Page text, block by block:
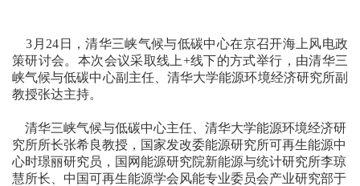
3月24日，清华三峡气候与低碳中心在京召开海上风电政
策研讨会。本次会议采取线上+线下的方式举行，由清华三
峡气候与低碳中心副主任、清华大学能源环境经济研究所副
教授张达主持。
清华三峡气候与低碳中心主任、清华大学能源环境经济研
究所所长张希良教授，国家发改委能源研究所可再生能源中
心时璟丽研究员，国网能源研究院新能源与统计研究所李琼
慧所长、中国可再生能源学会风能专业委员会产业研究部于